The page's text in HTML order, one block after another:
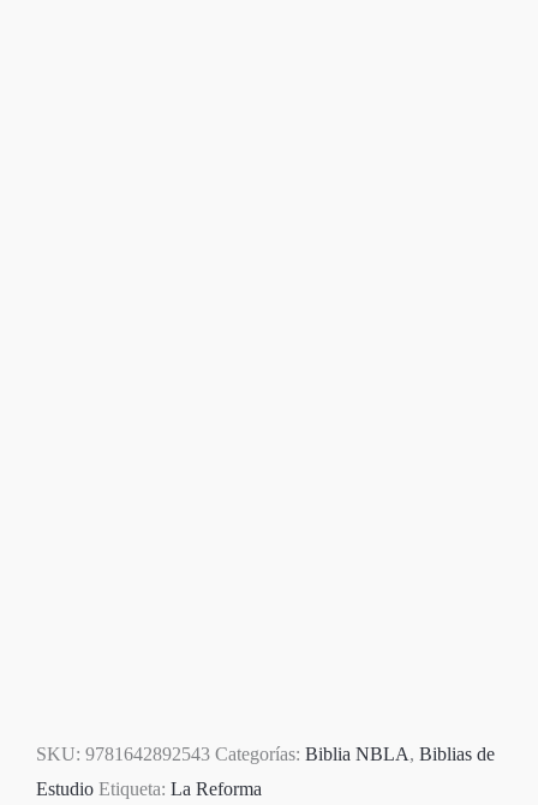
SKU: 9781642892543 Categorías: Biblia NBLA, Biblias de
Estudio Etiqueta: La Reforma